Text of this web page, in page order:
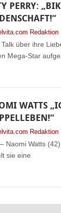
PERRY:
Redaktion
über ihre
Mega-Star
WATTS
Redaktion
Naomi Watts
sie eine